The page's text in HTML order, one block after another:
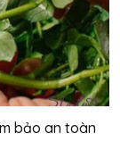
bảo an toàn